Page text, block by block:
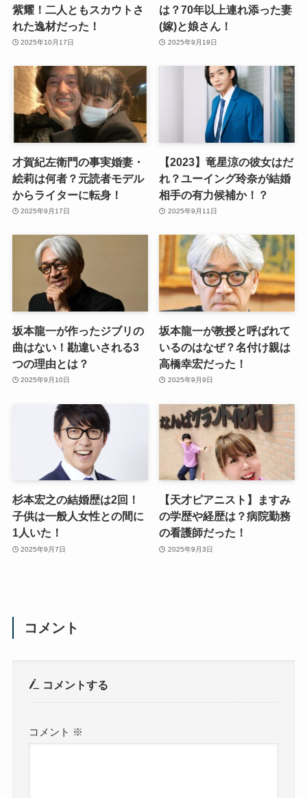
紫耀！二人ともスカウトさ
れた逸材だった！
2025年10月17日
は？70年以上連れ添った妻
(嫁)と娘さん！
2025年9月19日
才賀紀左衛門の事実婚妻・
絵莉は何者？元読者モデル
からライターに転身！
2025年9月17日
【2023】竜星涼の彼女はだ
れ？ユーイング玲奈が結婚
相手の有力候補か！？
2025年9月11日
坂本龍一が作ったジブリの
曲はない！勘違いされる3
つの理由とは？
2025年9月10日
坂本龍一が教授と呼ばれて
いるのはなぜ？名付け親は
高橋幸宏だった！
2025年9月9日
杉本宏之の結婚歴は2回！
子供は一般人女性との間に
1人いた！
2025年9月7日
【天才ピアニスト】ますみ
の学歴や経歴は？病院勤務
の看護師だった！
2025年9月3日
コメント
コメントする
コメント ※